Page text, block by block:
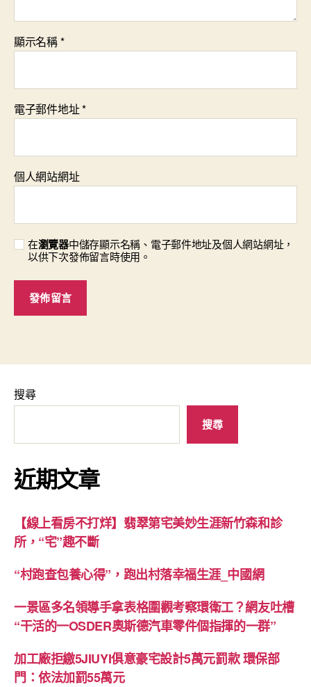
顯示名稱*
電子郵件地址*
個人網站網址
在瀏覽器中儲存顯示名稱、電子郵件地址及個人網站網址，
以供下次發佈留言時使用。
搜尋
搜尋
近期文章
【線上看房不打烊】翡翠第宅美妙生涯新竹森和診
所，“宅”趣不斷
“村跑查包養心得”，跑出村落幸福生涯_中國網
一景區多名領導手拿表格圍觀考察環衛工？網友吐槽
“干活的一OSDER奧斯德汽車零件個指揮的一群”
加工廠拒繳5JIUYI俱意豪宅設計5萬元罰款 環保部
門：依法加罰55萬元